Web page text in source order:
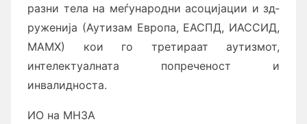
разни тела на меѓународни асоцијации и зд­
ру­же­ни­ја (Аутизам Европа, ЕАСПД, ИАССИД,
МАМХ) кои го третираат ау­ти­з­мот,
интелектуалната попреченост и
инвалидноста.
ИО на МНЗА